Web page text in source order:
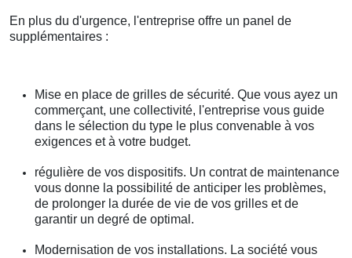
En plus du d'urgence, l'entreprise offre un panel de
supplémentaires :
Mise en place de grilles de sécurité. Que vous ayez un
commerçant, une collectivité, l'entreprise vous guide
dans le sélection du type le plus convenable à vos
exigences et à votre budget.
régulière de vos dispositifs. Un contrat de maintenance
vous donne la possibilité de anticiper les problèmes,
de prolonger la durée de vie de vos grilles et de
garantir un degré de optimal.
Modernisation de vos installations. La société vous